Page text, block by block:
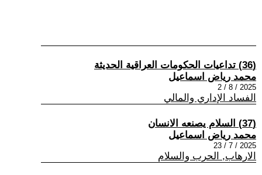
(36) تداعيات الحكومات العراقية الحديثة
محمد رياض اسماعيل
2025 / 8 / 2
الفساد الإداري والمالي
(37) السلام يصنعه الانسان
محمد رياض اسماعيل
2025 / 7 / 23
الارهاب, الحرب والسلام